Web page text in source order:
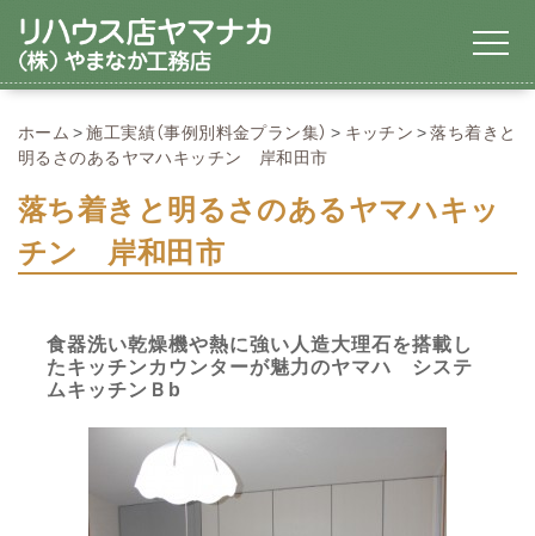
ホーム 施工実績（事例別料金プラン集） キッチン
落ち着きと
明るさのあるヤマハキッチン 岸和田市
落ち着きと明るさのあるヤマハキッ
チン 岸和田市
食器洗い乾燥機や熱に強い人造大理石を搭載し
たキッチンカウンターが魅力のヤマハ システ
ムキッチンＢb